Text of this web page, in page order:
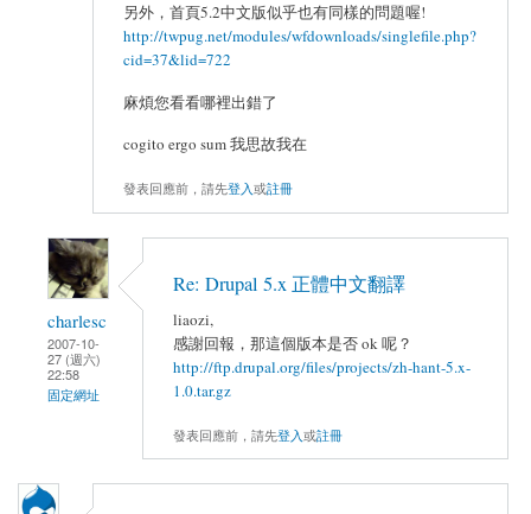
另外，首頁5.2中文版似乎也有同樣的問題喔!
http://twpug.net/modules/wfdownloads/singlefile.php?
cid=37&lid=722
麻煩您看看哪裡出錯了
cogito ergo sum 我思故我在
發表回應前，請先登入或註冊
charlesc
2007-10-
27 (週六)
22:58
固定網址
Re: Drupal 5.x 正體中文翻譯
liaozi,
感謝回報，那這個版本是否 ok 呢？
http://ftp.drupal.org/files/projects/zh-hant-5.x-
1.0.tar.gz
發表回應前，請先登入或註冊